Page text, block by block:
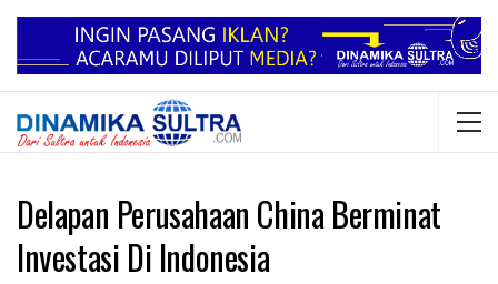
Delapan Perusahaan China Berminat
Investasi Di Indonesia